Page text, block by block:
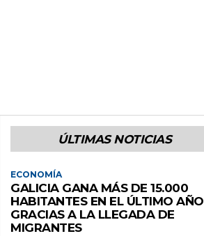
ÚLTIMAS NOTICIAS
ECONOMÍA
GALICIA GANA MÁS DE 15.000
HABITANTES EN EL ÚLTIMO AÑO
GRACIAS A LA LLEGADA DE
MIGRANTES